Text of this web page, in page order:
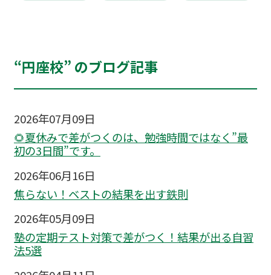
“円座校” のブログ記事
2026年07月09日
🌻夏休みで差がつくのは、勉強時間ではなく”最
初の3日間”です。
2026年06月16日
焦らない！ベストの結果を出す鉄則
2026年05月09日
塾の定期テスト対策で差がつく！結果が出る自習
法5選